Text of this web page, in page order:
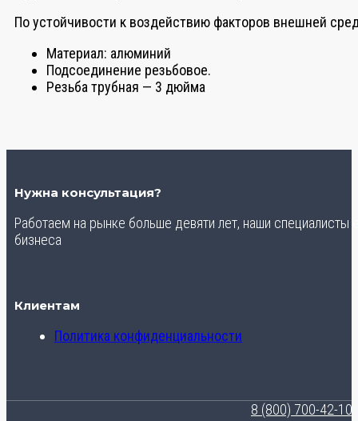
По устойчивости к воздействию факторов внешней
Материал: алюминий
Подсоединение резьбовое.
Резьба трубная — 3 дюйма
Нужна консультация?
Работаем на рынке больше девяти лет, наши
бизнеса
Клиентам
Политика конфиденциальности
8 (800) 700-42-10